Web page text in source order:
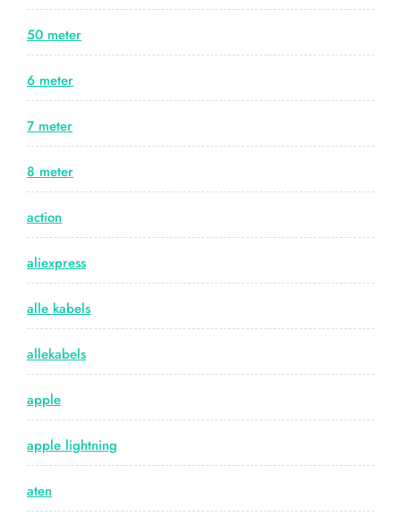
50 meter
6 meter
7 meter
8 meter
action
aliexpress
alle kabels
allekabels
apple
apple lightning
aten